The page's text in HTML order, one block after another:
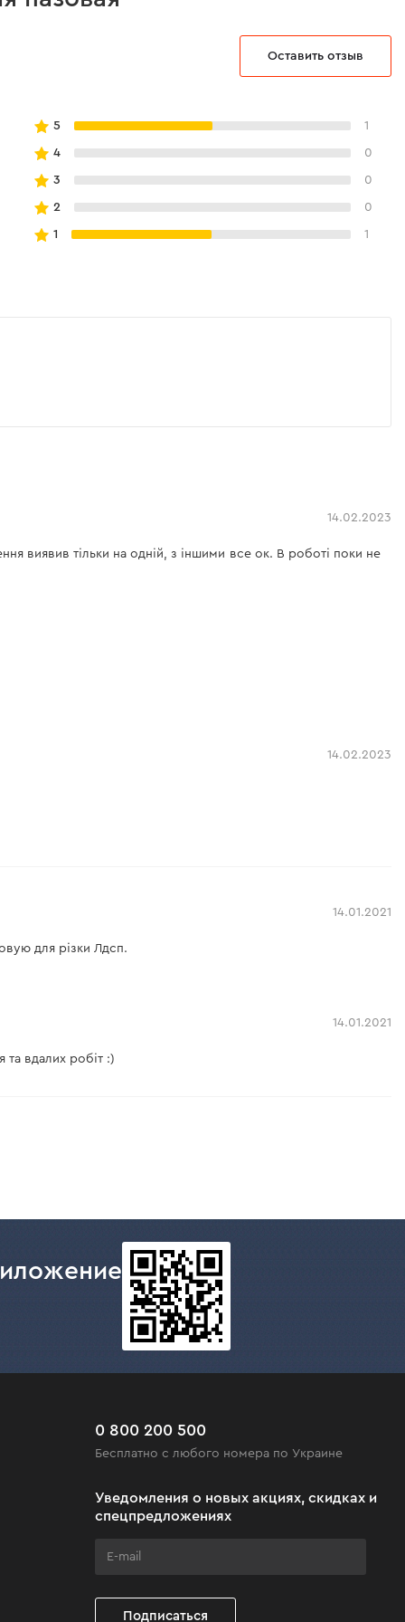
Оставить отзыв
5 1
4 0
3 0
2 0
1 1
14.02.2023
виявив тільки на одній, з іншими все ок. В роботі поки не
14.02.2023
14.01.2021
для різки Лдсп.
14.01.2021
вдалих робіт :)
0 800 200 500
Бесплатно с любого номера по Украине
Уведомления о новых акциях, скидках и
спецпредложениях
Подписаться